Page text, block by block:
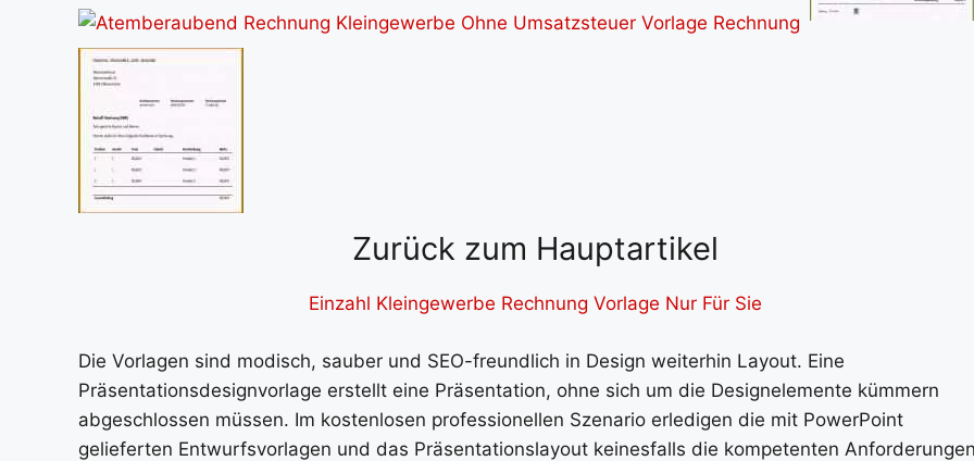
Zurück zum Hauptartikel
Einzahl Kleingewerbe Rechnung Vorlage Nur Für Sie
Die Vorlagen sind modisch, sauber und SEO-freundlich in Design weiterhin Layout. Eine
Präsentationsdesignvorlage erstellt eine Präsentation, ohne sich um die Designelemente kümmern
abgeschlossen müssen. Im kostenlosen professionellen Szenario erledigen die mit PowerPoint
gelieferten Entwurfsvorlagen und das Präsentationslayout keinesfalls die kompetenten